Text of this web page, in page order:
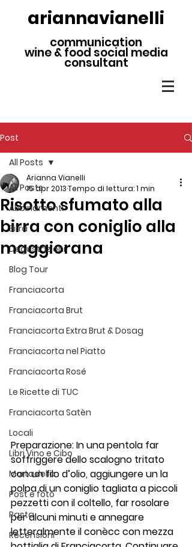
ariannavianelli
communication
wine & food social media
consultant
Post
All Posts
Abbinamenti
Birra
Degustazioni
Blog Tour
Franciacorta
Franciacorta Brut
Franciacorta Extra Brut & Dosag
Franciacorta nel Piatto
Franciacorta Rosé
Le Ricette di TUC
Franciacorta Satèn
Locali
Libri Vino e Cibo
Mortadella
Post e foto
Pasta
Recensioni
All Posts
Risotto sfumato alla
birra con coniglio alla
maggiorana
Arianna Vianelli
15 apr 2013Tempo di lettura: 1 min
Preparazione: In una pentola far
soffriggere dello scalogno tritato
con un filo d’olio, aggiungere un la
polpa di un coniglio tagliata a piccoli
pezzetti con il coltello, far rosolare
per alcuni minuti e annegare
letteralmente il conècc con mezza